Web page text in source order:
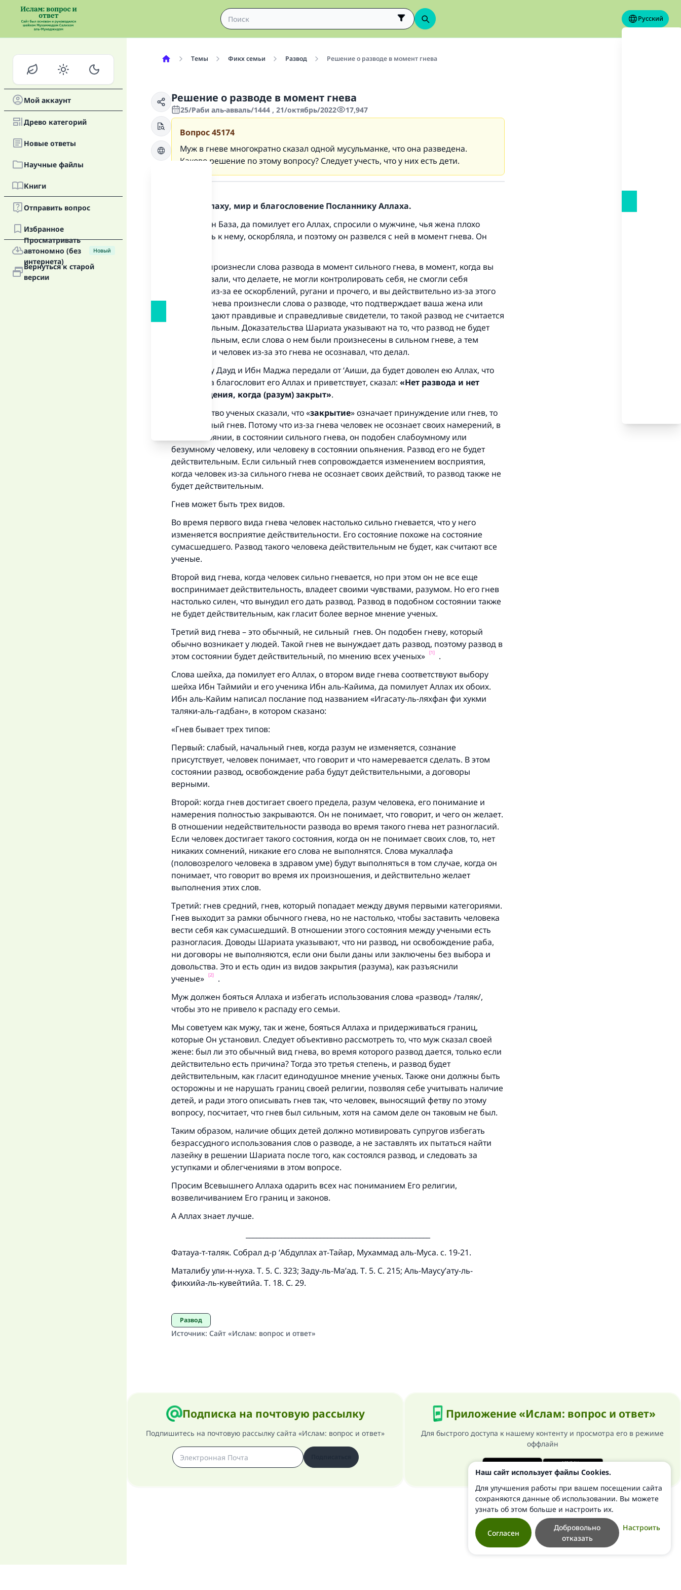
Русский
Мой аккаунт
Древо категорий
Новые oтветы
Научные файлы
Книги
Отправить вопрос
Избранное
Просматривать
автономно (без
интернета)
Новый
Вернуться к старой
версии
Темы Фикх семьи Развод Решение о разводе в момент гнева
Решение о разводе в момент гнева
25/Раби аль-авваль/1444 , 21/октябрь/2022 17,947
Вопрос45174
Муж в гневе многократно сказал одной мусульманке, что она разведена.
Каково решение по этому вопросу? Следует учесть, что у них есть дети.
Хвала Аллаху, мир и благословение Посланнику Аллаха.
Шейха Ибн База, да помилует его Аллах, спросили о мужчине, чья жена плохо
относилась к нему, оскорбляла, и поэтому он развелся с ней в момент гнева. Он
«Если вы произнесли слова развода в момент сильного гнева, в момент, когда вы
не осознавали, что делаете, не могли контролировать себя, не смогли себя
сдержать из-за ее оскорблений, ругани и прочего, и вы действительно из-за этого
сильного гнева произнесли слова о разводе, что подтверждает ваша жена или
подтверждают правдивые и справедливые свидетели, то такой развод не считается
действительным. Доказательства Шариата указывают на то, что развод не будет
действительным, если слова о нем были произнесены в сильном гневе, а тем
более, если человек из-за это гнева не осознавал, что делал.
Ахмад, Абу Дауд и Ибн Маджа передали от ‘Аиши, да будет доволен ею Аллах, что
Пророк, да благословит его Аллах и приветствует, сказал: «Нет развода и нет
освобождения, когда (разум) закрыт».
Большинство ученых сказали, что «закрытие» означает принуждение или гнев, то
есть сильный гнев. Потому что из-за гнева человек не осознает своих намерений, в
этом состоянии, в состоянии сильного гнева, он подобен слабоумному или
безумному человеку, или человеку в состоянии опьянения. Развод его не будет
действительным. Если сильный гнев сопровождается изменением восприятия,
когда человек из-за сильного гнева не осознает своих действий, то развод также не
будет действительным.
Гнев может быть трех видов.
Во время первого вида гнева человек настолько сильно гневается, что у него
изменяется восприятие действительности. Его состояние похоже на состояние
сумасшедшего. Развод такого человека действительным не будет, как считают все
ученые.
Второй вид гнева, когда человек сильно гневается, но при этом он не все еще
воспринимает действительность, владеет своими чувствами, разумом. Но его гнев
настолько силен, что вынудил его дать развод. Развод в подобном состоянии также
не будет действительным, как гласит более верное мнение ученых.
Третий вид гнева – это обычный, не сильный гнев. Он подобен гневу, который
обычно возникает у людей. Такой гнев не вынуждает дать развод, поэтому развод в
этом состоянии будет действительный, по мнению всех ученых»
[1]
.
Слова шейха, да помилует его Аллах, о втором виде гнева соответствуют выбору
шейха Ибн Таймийи и его ученика Ибн аль-Кайима, да помилует Аллах их обоих.
Ибн аль-Кайим написал послание под названием «Игасату-ль-ляхфан фи хукми
таляки-аль-гадбан», в котором сказано:
«Гнев бывает трех типов:
Первый: слабый, начальный гнев, когда разум не изменяется, сознание
присутствует, человек понимает, что говорит и что намеревается сделать. В этом
состоянии развод, освобождение раба будут действительными, а договоры
верными.
Второй: когда гнев достигает своего предела, разум человека, его понимание и
намерения полностью закрываются. Он не понимает, что говорит, и чего он желает.
В отношении недействительности развода во время такого гнева нет разногласий.
Если человек достигает такого состояния, когда он не понимает своих слов, то, нет
никаких сомнений, никакие его слова не выполнятся. Слова мукаллафа
(половозрелого человека в здравом уме) будут выполняться в том случае, когда он
понимает, что говорит во время их произношения, и действительно желает
выполнения этих слов.
Третий: гнев средний, гнев, который попадает между двумя первыми категориями.
Гнев выходит за рамки обычного гнева, но не настолько, чтобы заставить человека
вести себя как сумасшедший. В отношении этого состояния между учеными есть
разногласия. Доводы Шариата указывают, что ни развод, ни освобождение раба,
ни договоры не выполняются, если они были даны или заключены без выбора и
довольства. Это и есть один из видов закрытия (разума), как разъяснили
ученые»
[2]
.
Муж должен бояться Аллаха и избегать использования слова «развод» /таляк/,
чтобы это не привело к распаду его семьи.
Мы советуем как мужу, так и жене, бояться Аллаха и придерживаться границ,
которые Он установил. Следует объективно рассмотреть то, что муж сказал своей
жене: был ли это обычный вид гнева, во время которого развод дается, только если
действительно есть причина? Тогда это третья степень, и развод будет
действительным, как гласит единодушное мнение ученых. Также они должны быть
осторожны и не нарушать границ своей религии, позволяя себе учитывать наличие
детей, и ради этого описывать гнев так, что человек, выносящий фетву по этому
вопросу, посчитает, что гнев был сильным, хотя на самом деле он таковым не был.
Таким образом, наличие общих детей должно мотивировать супругов избегать
безрассудного использования слов о разводе, а не заставлять их пытаться найти
лазейку в решении Шариата после того, как состоялся развод, и следовать за
уступками и облегчениями в этом вопросе.
Просим Всевышнего Аллаха одарить всех нас пониманием Его религии,
возвеличиванием Его границ и законов.
А Аллах знает лучше.
Фатауа-т-таляк. Собрал д-р ‘Абдуллах ат-Тайар, Мухаммад аль-Муса. с. 19-21.
Маталибу ули-н-нуха. Т. 5. С. 323; Заду-ль-Ма’ад. Т. 5. С. 215; Аль-Маусу’ату-ль-
фикхийа-ль-кувейтийа. Т. 18. С. 29.
Развод
Источник: Сайт «Ислам: вопрос и ответ»
Подписка на почтовую рассылку
Подпишитесь на почтовую рассылку сайта «Ислам: вопрос и ответ»
Приложение «Ислам: вопрос и ответ»
Для быстрого доступа к нашему контенту и просмотра его в режиме
оффлайн
Ответ № 110845 помог сохранить брак.
Помогите нам предоставить ответы Умме
Посланник Аллаха, мир ему и благословение, сказал:
«Указавшему на благое (полагается) такая же награда как и
(МУСЛИМ, № 1893).
Участвуйте сейчас!
Наш сайт использует файлы Cookies.
Для улучшения работы при вашем посещении сайта
сохраняются данные об использовании. Вы можете
узнать об этом больше и настроить их.
Настроить
Добровольно
отказать
Согласен